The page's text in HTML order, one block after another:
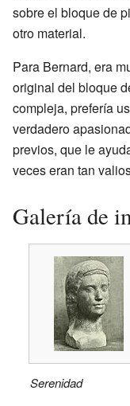
sobre el bloque de
otro material.
Para Bernard, era
original del bloque
compleja, prefería
verdadero
previos, que le
veces eran tan
Galería de
Serenidad